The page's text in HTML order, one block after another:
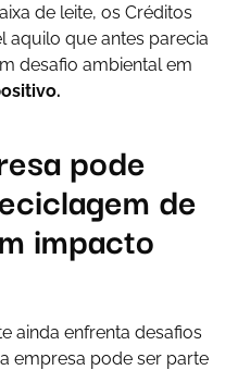
de leite, os Créditos
aquilo que antes parecia
desafio ambiental em
pode
de
impacto
ainda enfrenta desafios
empresa pode ser parte